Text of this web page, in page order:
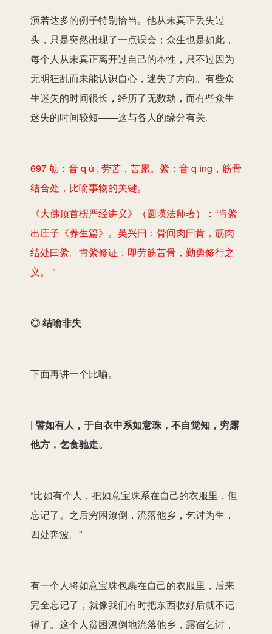
演若达多的例子特别恰当。他从未真正丢失过
头，只是突然出现了一点误会；众生也是如此，
每个人从未真正离开过自己的本性，只不过因为
无明狂乱而未能认识自心，迷失了方向。有些众
生迷失的时间很长，经历了无数劫，而有些众生
迷失的时间较短——这与各人的缘分有关。
697 劬：音 q ú , 劳苦，苦累。綮：音 q ìng，筋骨
结合处，比喻事物的关键。
《大佛顶首楞严经讲义》（圆瑛法师著）：“肯綮
出庄子《养生篇》。吴兴曰：骨间肉曰肯，筋肉
结处曰綮。肯綮修证，即劳筋苦骨，勤勇修行之
义。 ”
◎ 结喻非失
下面再讲一个比喻。
| 譬如有人，于自衣中系如意珠，不自觉知，穷露
他方，乞食驰走。
“比如有个人，把如意宝珠系在自己的衣服里，但
忘记了。之后穷困潦倒，流落他乡，乞讨为生，
四处奔波。”
有一个人将如意宝珠包裹在自己的衣服里，后来
完全忘记了，就像我们有时把东西收好后就不记
得了。这个人贫困潦倒地流落他乡，露宿乞讨，